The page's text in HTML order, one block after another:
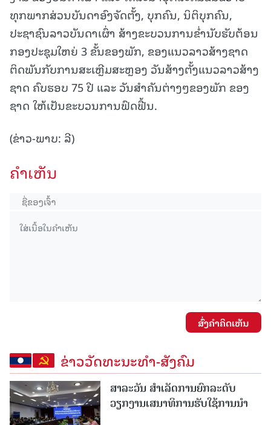
ທຸກພາກສ່ວນບັນດາອົງຈັດຕັ້ງ, ບຸກຄົນ, ນິຕິບຸກຄົນ,
ປະຊາຊົນລາວບັນດາເຜົ່າ ສ້າງຂະບວນການຂໍ່ານັບຮັບຕ້ອນ
ກອງປະຊຸມໃຫຍ່ 3 ຂັ້ນຂອງພັກ, ຂອງແນວລາວສ້າງຊາດ
ຕິດພັນກັບການສະເຫຼີມສະຫຼອງ ວັນສ້າງຕັ້ງແນວລາວສ້າງ
ຊາດ ຄົບຮອບ 75 ປີ ແລະ ວັນສໍາຄັນຕ່າງໆຂອງພັກ ຂອງ
ຊາດ ໃຫ້ເປັນຂະບວນການຟົດຟື້ນ.
(ຂ່າວ-ພາບ: ລີ)
ຄໍາເຫັນ
ສົ່ງຄໍາຄິດເຫັນ
ຂ່າວວັດທະນະທຳ-ສັງຄົມ
ສາລະວັນ ສໍາເລັດການຍົກລະດັບ
ວຽກງານເສນາທິການຮັບໃຊ້ການນໍາ